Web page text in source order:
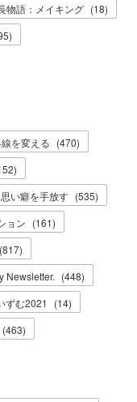
物語：メイキング (18)
)
を変える (470)
)
い癖を手放す (535)
ョン (161)
(817)
Newsletter. (448)
ずむ2021 (14)
(463)